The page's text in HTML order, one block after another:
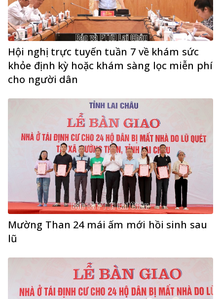
Hội nghị trực tuyến tuần 7 về khám sức
khỏe định kỳ hoặc khám sàng lọc miễn phí
cho người dân
Mường Than 24 mái ấm mới hồi sinh sau
lũ